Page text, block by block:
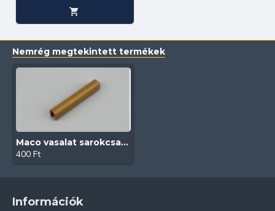
Nemrég megtekintett termékek
Maco vasalat sarokcsapágypánt takaró (Bronz)
400 Ft
Információk